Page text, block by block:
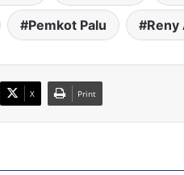
Pemkot Palu Reny
X Print